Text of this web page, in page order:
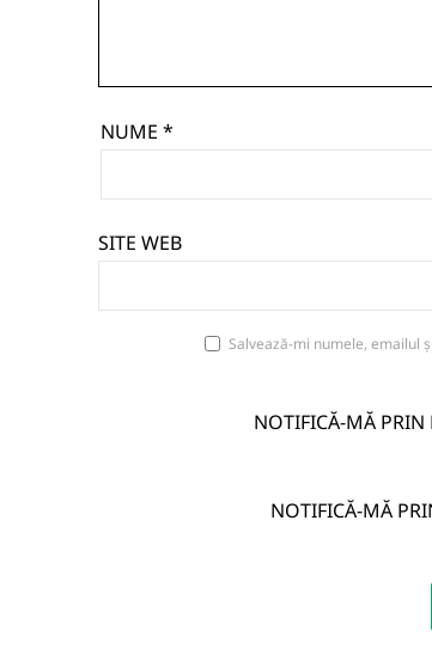
NUME *
SITE WEB
Salvează-mi numele, emailul
NOTIFICĂ-MĂ PRIN
NOTIFICĂ-MĂ